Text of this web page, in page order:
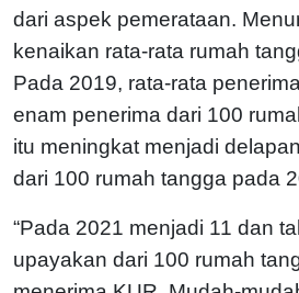
dari aspek pemerataan.
kenaikan rata-rata rumah
Pada 2019, rata-rata
enam penerima dari 100
itu meningkat menjadi
dari 100 rumah tangga pada
“Pada 2021 menjadi 11 dan
upayakan dari 100 rumah